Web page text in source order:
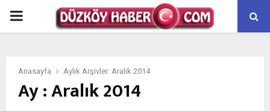
PRIMARY
Anasayfa Aylık Arşivler: Aralık 2014
Ay : Aralık 2014